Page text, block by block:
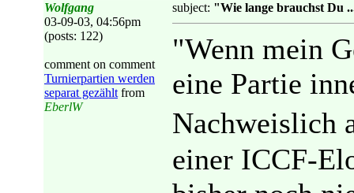
Wolfgang
03-09-03, 04:56pm
(posts: 122)
comment on comment
Turnierpartien werden
separat gezählt from
EberlW
subject: "Wie lange brauchst Du
"Wenn mein
eine Partie
Nachweislich
einer ICCF-